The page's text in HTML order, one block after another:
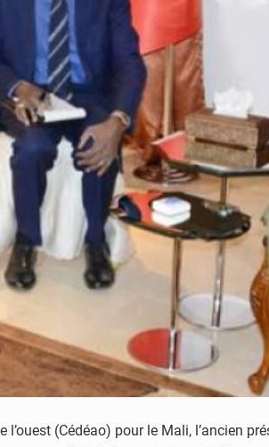
(Cédéao) pour le Mali, l’ancien